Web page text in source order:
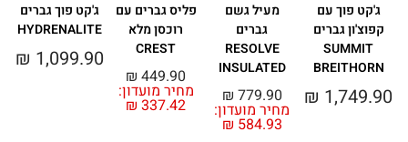
ג'קט פוך עם
קפוצ'ון גברים
SUMMIT
BREITHORN
₪ 1,749.90
מעיל גשם
גברים
RESOLVE
INSULATED
מחיר מועדון:
₪ 584.93
₪ 779.90
פליס גברים עם
רוכסן מלא
CREST
מחיר מועדון:
₪ 337.42
₪ 449.90
ג'קט פוך גברים
HYDRENALITE
₪ 1,099.90